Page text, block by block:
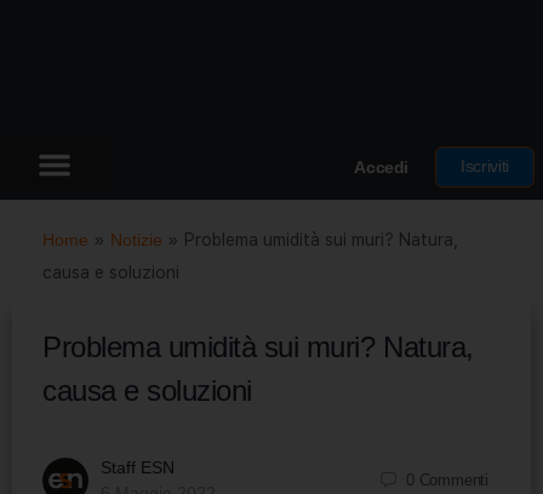
Accedi Iscriviti
Home » Notizie » Problema umidità sui muri? Natura,
causa e soluzioni
Problema umidità sui muri? Natura,
causa e soluzioni
Staff ESN
0 Commenti